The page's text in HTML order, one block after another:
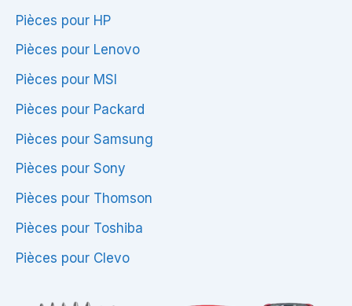
Pièces pour HP
Pièces pour Lenovo
Pièces pour MSI
Pièces pour Packard
Pièces pour Samsung
Pièces pour Sony
Pièces pour Thomson
Pièces pour Toshiba
Pièces pour Clevo